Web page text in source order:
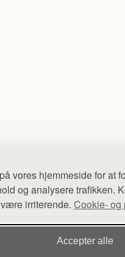
vores hjemmeside for at
og analysere trafikken.
irriterende. Cookie- og
Accepter alle